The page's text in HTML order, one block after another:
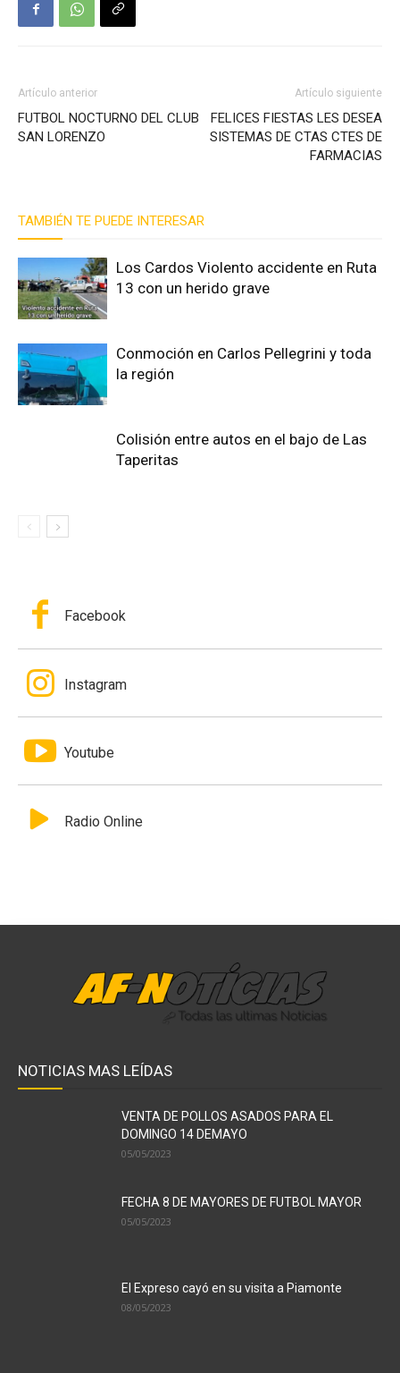
Artículo anterior
FUTBOL NOCTURNO DEL CLUB
SAN LORENZO
Artículo siguiente
FELICES FIESTAS LES DESEA
SISTEMAS DE CTAS CTES DE
FARMACIAS
TAMBIÉN TE PUEDE INTERESAR
Los Cardos Violento accidente en Ruta
13 con un herido grave
Conmoción en Carlos Pellegrini y toda
la región
Colisión entre autos en el bajo de Las
Taperitas
Facebook
Instagram
Youtube
Radio Online
NOTICIAS MAS LEÍDAS
VENTA DE POLLOS ASADOS PARA EL
DOMINGO 14 DEMAYO
05/05/2023
FECHA 8 DE MAYORES DE FUTBOL MAYOR
05/05/2023
El Expreso cayó en su visita a Piamonte
08/05/2023